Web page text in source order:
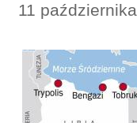
11